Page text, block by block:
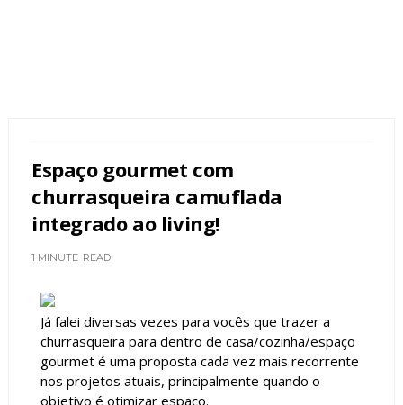
Espaço gourmet com
churrasqueira camuflada
integrado ao living!
1 MINUTE READ
Já falei diversas vezes para vocês que trazer a
churrasqueira para dentro de casa/cozinha/espaço
gourmet é uma proposta cada vez mais recorrente
nos projetos atuais, principalmente quando o
objetivo é otimizar espaço.